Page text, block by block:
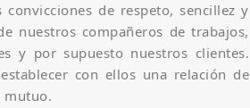
de respeto, sencillez y
nuestros compañeros de trabajos,
y por supuesto nuestros clientes.
con ellos una relación de
mutuo.